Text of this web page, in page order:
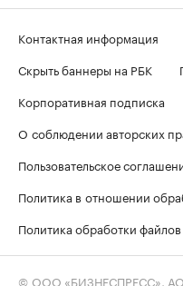
Контактная информация
Скрыть баннеры на РБК
Корпоративная подписка
О соблюдении авторских
Пользовательское
Политика в отношении
Политика обработки
© ООО «БИЗНЕСПРЕСС»,